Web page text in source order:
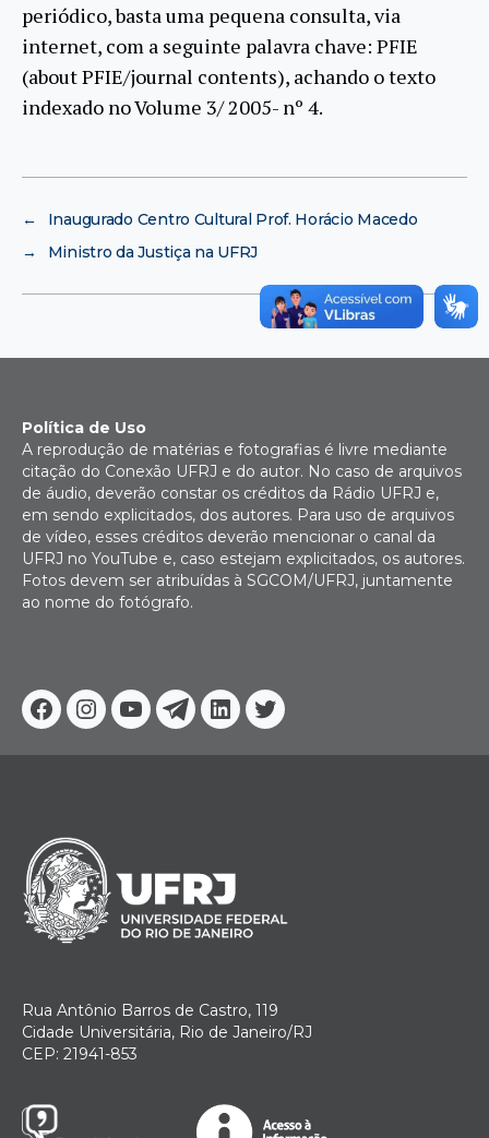
periódico, basta uma pequena consulta, via
internet, com a seguinte palavra chave: PFIE
(about PFIE/journal contents), achando o texto
indexado no Volume 3/ 2005- nº 4.
←
Inaugurado Centro Cultural Prof. Horácio Macedo
→
Ministro da Justiça na UFRJ
Facebook
Instagram
YoutubeTelegram
Linkedin
Twitter
Política de Uso
A reprodução de matérias e fotografias é livre mediante
citação do Conexão UFRJ e do autor. No caso de arquivos
de áudio, deverão constar os créditos da Rádio UFRJ e,
em sendo explicitados, dos autores. Para uso de arquivos
de vídeo, esses créditos deverão mencionar o canal da
UFRJ no YouTube e, caso estejam explicitados, os autores.
Fotos devem ser atribuídas à SGCOM/UFRJ, juntamente
ao nome do fotógrafo.
Rua Antônio Barros de Castro, 119
Cidade Universitária, Rio de Janeiro/RJ
CEP: 21941-853